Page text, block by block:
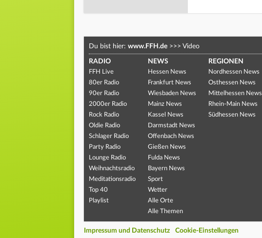
Du bist hier: www.FFH.de >>> Video
RADIO
FFH Live
80er Radio
90er Radio
2000er Radio
Rock Radio
Oldie Radio
Schlager Radio
Party Radio
Lounge Radio
Weihnachtsradio
Meditationsradio
Top 40
Playlist
NEWS
Hessen News
Frankfurt News
Wiesbaden News
Mainz News
Kassel News
Darmstadt News
Offenbach News
Gießen News
Fulda News
Bayern News
Sport
Wetter
Alle Orte
Alle Themen
REGIONEN
Nordhessen News
Osthessen News
Mittelhessen News
Rhein-Main News
Südhessen News
Impressum und Datenschutz Cookie-Einstellungen